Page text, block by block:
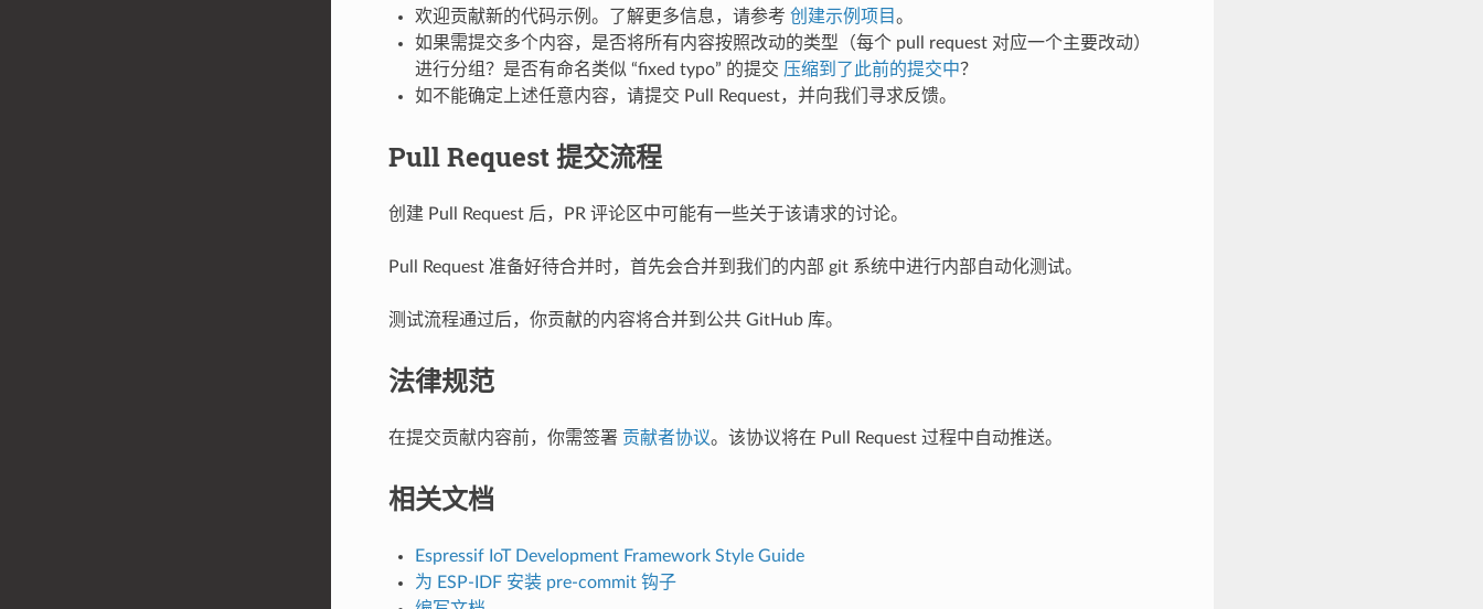
欢迎贡献新的代码示例。了解更多信息，请参考 创建示例项目。
如果需提交多个内容，是否将所有内容按照改动的类型（每个 pull request 对应一个主要改动）
进行分组？是否有命名类似 “fixed typo” 的提交 压缩到了此前的提交中？
如不能确定上述任意内容，请提交 Pull Request，并向我们寻求反馈。
Pull Request 提交流程
创建 Pull Request 后，PR 评论区中可能有一些关于该请求的讨论。
Pull Request 准备好待合并时，首先会合并到我们的内部 git 系统中进行内部自动化测试。
测试流程通过后，你贡献的内容将合并到公共 GitHub 库。
法律规范
在提交贡献内容前，你需签署 贡献者协议。该协议将在 Pull Request 过程中自动推送。
相关文档
Espressif IoT Development Framework Style Guide
为 ESP-IDF 安装 pre-commit 钩子